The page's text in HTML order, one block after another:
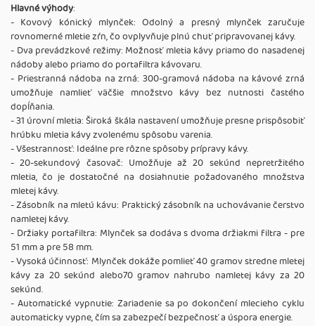
Hlavné výhody:
- Kovový kónický mlynček: Odolný a presný mlynček zaručuje
rovnomerné mletie zŕn, čo ovplyvňuje plnú chuť pripravovanej kávy.
- Dva prevádzkové režimy: Možnosť mletia kávy priamo do nasadenej
nádoby alebo priamo do portafiltra kávovaru.
- Priestranná nádoba na zrná: 300-gramová nádoba na kávové zrná
umožňuje namlieť väčšie množstvo kávy bez nutnosti častého
dopĺňania.
- 31 úrovní mletia: Široká škála nastavení umožňuje presne prispôsobiť
hrúbku mletia kávy zvolenému spôsobu varenia.
- Všestrannosť: Ideálne pre rôzne spôsoby prípravy kávy.
- 20-sekundový časovač: Umožňuje až 20 sekúnd nepretržitého
mletia, čo je dostatočné na dosiahnutie požadovaného množstva
mletej kávy.
- Zásobník na mletú kávu: Praktický zásobník na uchovávanie čerstvo
namletej kávy.
- Držiaky portafiltra: Mlynček sa dodáva s dvoma držiakmi filtra - pre
51 mm a pre 58 mm.
- Vysoká účinnosť: Mlynček dokáže pomlieť 40 gramov stredne mletej
kávy za 20 sekúnd alebo70 gramov nahrubo namletej kávy za 20
sekúnd.
- Automatické vypnutie: Zariadenie sa po dokončení mlecieho cyklu
automaticky vypne, čím sa zabezpečí bezpečnosť a úspora energie.